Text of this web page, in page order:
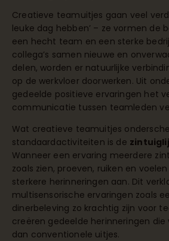
Creatieve teamuitjes gaan veel
leuke dag hebben’ – ze vormen de
een hecht team en een sterke
collega’s samen nieuwe en
delen, worden er natuurlijke
op de werkvloer doorwerken. Uit
gedeelde positieve ervaringen het
communicatie tussen teamleden
Wat creatieve teamuitjes
standaardactiviteiten is de
Wanneer een ervaring meerdere
zoals zien, proeven, ruiken en
sterkere herinneringen aan. Dit
multisensorische ervaringen zoals
dinerbeleving zo krachtig zijn voor
creëren gedeelde herinneringen die
dan conventionele uitjes.